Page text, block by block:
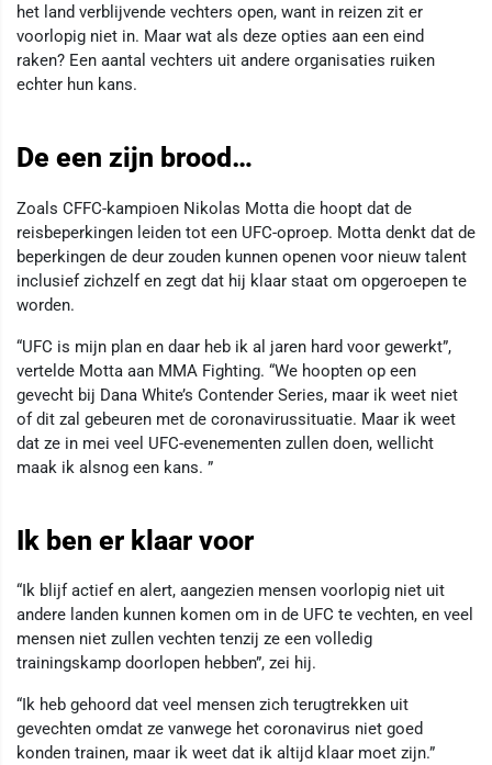
het land verblijvende vechters open, want in reizen zit er
voorlopig niet in. Maar wat als deze opties aan een eind
raken? Een aantal vechters uit andere organisaties ruiken
echter hun kans.
De een zijn brood…
Zoals CFFC-kampioen Nikolas Motta die hoopt dat de
reisbeperkingen leiden tot een UFC-oproep. Motta denkt dat de
beperkingen de deur zouden kunnen openen voor nieuw talent
inclusief zichzelf en zegt dat hij klaar staat om opgeroepen te
worden.
“UFC is mijn plan en daar heb ik al jaren hard voor gewerkt”,
vertelde Motta aan MMA Fighting. “We hoopten op een
gevecht bij Dana White’s Contender Series, maar ik weet niet
of dit zal gebeuren met de coronavirussituatie. Maar ik weet
dat ze in mei veel UFC-evenementen zullen doen, wellicht
maak ik alsnog een kans. ”
Ik ben er klaar voor
“Ik blijf actief en alert, aangezien mensen voorlopig niet uit
andere landen kunnen komen om in de UFC te vechten, en veel
mensen niet zullen vechten tenzij ze een volledig
trainingskamp doorlopen hebben”, zei hij.
“Ik heb gehoord dat veel mensen zich terugtrekken uit
gevechten omdat ze vanwege het coronavirus niet goed
konden trainen, maar ik weet dat ik altijd klaar moet zijn.”